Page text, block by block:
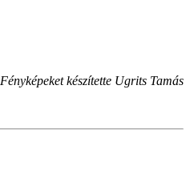
Fényképeket készítette Ugrits Tamás